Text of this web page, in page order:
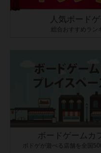
人気ボード
総合おすすめラン
ボードゲームカ
ボドゲが遊べる店舗を全国